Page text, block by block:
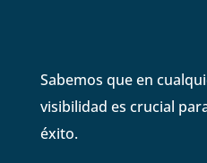
Sabemos que en
visibilidad es crucial
éxito.